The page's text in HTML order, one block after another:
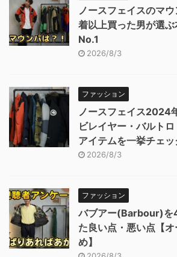
ノースフェイスのマ
着以上買った男が選
No.1
2026/8/3
ファッション
ノースフェイス2024
ビレイヤー・バルト
アイテムを一挙チェッ
2026/8/3
ファッション
バブアー(Barbour)を
た良い点・悪い点【
め】